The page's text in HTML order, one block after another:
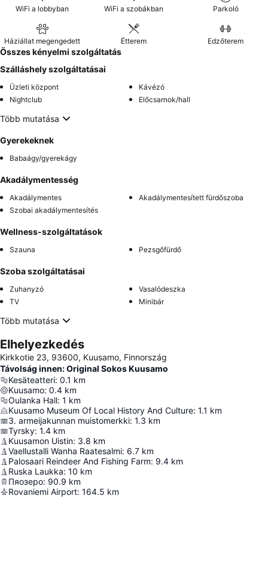
WiFi a lobbyban WiFi a szobákban Parkoló
Háziállat megengedett Étterem Edzőterem
Összes kényelmi szolgáltatás
Szálláshely szolgáltatásai
Üzleti központ
Kávézó
Nightclub
Előcsarnok/hall
Több mutatása
Gyerekeknek
Babaágy/gyerekágy
Akadálymentesség
Akadálymentes
Akadálymentesített fürdőszoba
Szobai akadálymentesítés
Wellness-szolgáltatások
Szauna Pezsgőfürdő
Szoba szolgáltatásai
Zuhanyzó
Vasalódeszka
TV
Minibár
Több mutatása
Elhelyezkedés
Kirkkotie 23, 93600, Kuusamo, Finnország
Távolság innen: Original Sokos Kuusamo
Kesäteatteri: 0.1 km
Kuusamo: 0.4 km
Oulanka Hall: 1 km
Kuusamo Museum Of Local History And Culture: 1.1 km
3. armeijakunnan muistomerkki: 1.3 km
Tyrsky: 1.4 km
Kuusamon Uistin: 3.8 km
Vaellustalli Wanha Raatesalmi: 6.7 km
Palosaari Reindeer And Fishing Farm: 9.4 km
Ruska Laukka: 10 km
Пяозеро: 90.9 km
Rovaniemi Airport: 164.5 km